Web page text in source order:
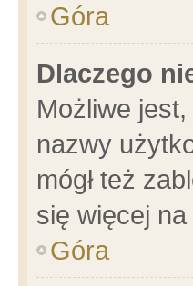
Góra
Dlaczego
Możliwe jest,
nazwy
mógł też
się więcej
Góra